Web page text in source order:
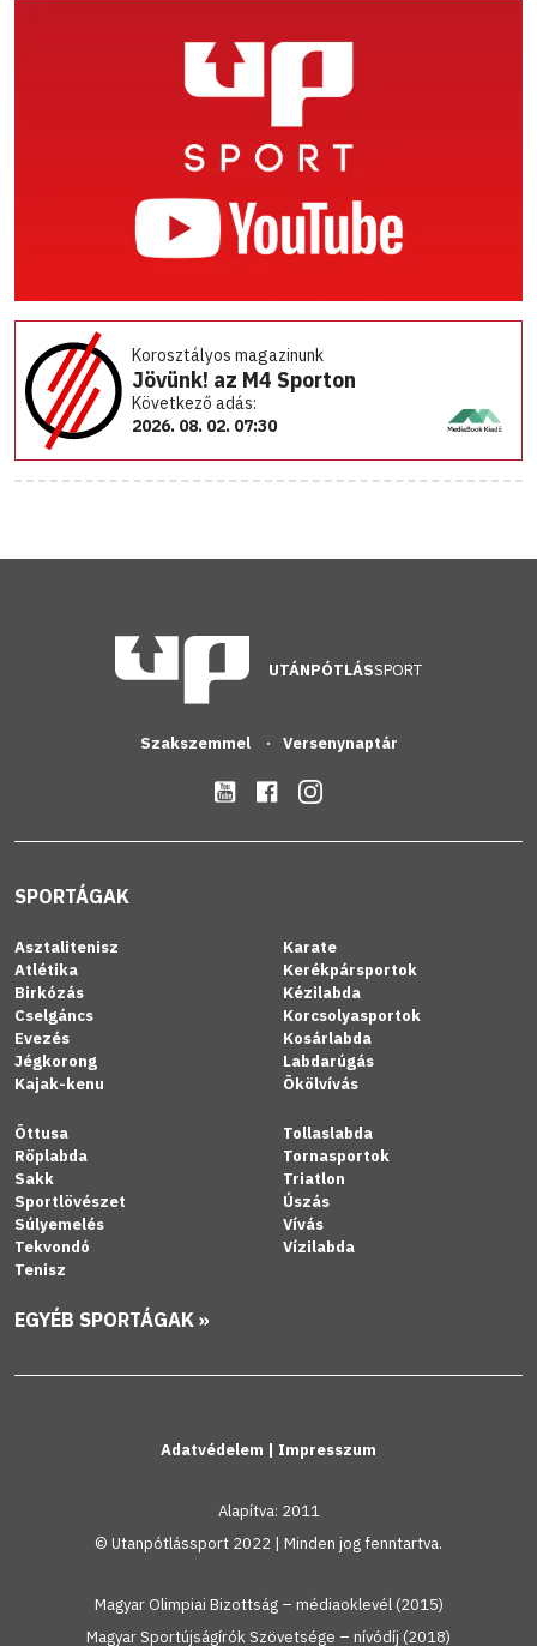
Korosztályos magazinunk
Jövünk! az M4 Sporton
Következő adás:
2026. 08. 02. 07:30
UTÁNPÓTLÁSSPORT
Szakszemmel Versenynaptár
SPORTÁGAK
Asztalitenisz
Atlétika
Birkózás
Cselgáncs
Evezés
Jégkorong
Kajak-kenu
Karate
Kerékpársportok
Kézilabda
Korcsolyasportok
Kosárlabda
Labdarúgás
Ökölvívás
Öttusa
Röplabda
Sakk
Sportlövészet
Súlyemelés
Tekvondó
Tenisz
Tollaslabda
Tornasportok
Triatlon
Úszás
Vívás
Vízilabda
EGYÉB SPORTÁGAK »
Adatvédelem | Impresszum
Alapítva: 2011
© Utanpótlássport 2022 | Minden jog fenntartva.
Magyar Olimpiai Bizottság – médiaoklevél (2015)
Magyar Sportújságírók Szövetsége – nívódíj (2018)